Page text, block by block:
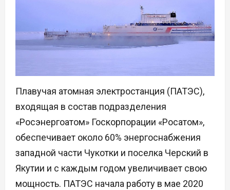
Плавучая атомная электростанция (ПАТЭС),
входящая в состав подразделения
«Росэнергоатом» Госкорпорации «Росатом»,
обеспечивает около 60% энергоснабжения
западной части Чукотки и поселка Черский в
Якутии и с каждым годом увеличивает свою
мощность. ПАТЭС начала работу в мае 2020